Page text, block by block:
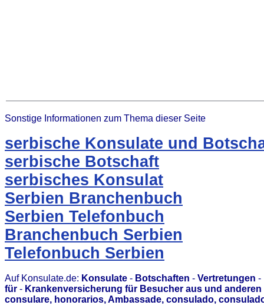
Sonstige Informationen zum Thema dieser Seite
serbische Konsulate und
serbische Botschaft
serbisches Konsulat
Serbien Branchenbuch
Serbien Telefonbuch
Branchenbuch Serbien
Telefonbuch Serbien
Auf Konsulate.de: Konsulate - Botschaften - Vertretungen -
für - Krankenversicherung für Besucher aus und
consulare, honorarios, Ambassade, consulado,